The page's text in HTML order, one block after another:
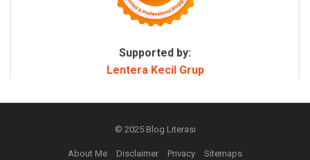
Supported by:
Lentera Kecil Grup
© 2025 Blog Literasi
About Me Disclaimer Privacy Sitemaps